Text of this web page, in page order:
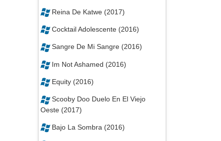
Reina De Katwe (2017)
Cocktail Adolescente (2016)
Sangre De Mi Sangre (2016)
Im Not Ashamed (2016)
Equity (2016)
Scooby Doo Duelo En El Viejo
Oeste (2017)
Bajo La Sombra (2016)